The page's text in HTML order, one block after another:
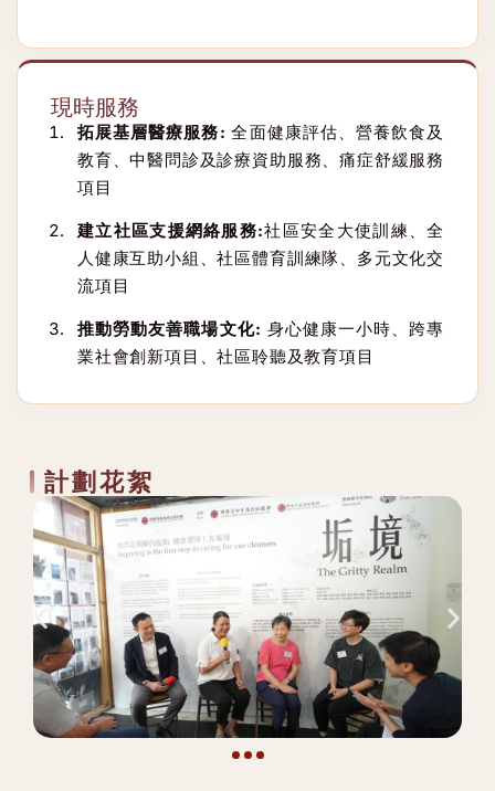
現時服務
拓展基層醫療服務: 全面健康評估、營養飲食及
教育、中醫問診及診療資助服務、痛症舒緩服務
項目
建立社區支援網絡服務:社區安全大使訓練、全
人健康互助小組、社區體育訓練隊、多元文化交
流項目
推動勞動友善職場文化: 身心健康一小時、跨專
業社會創新項目、社區聆聽及教育項目
計劃花絮